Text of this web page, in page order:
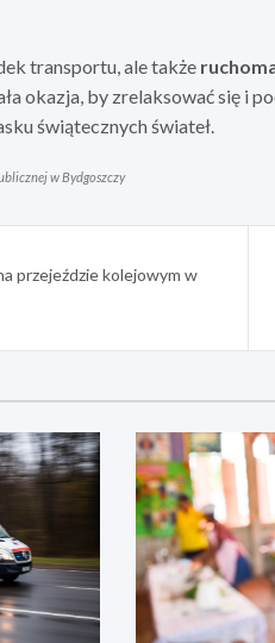
transportu, ale także
okazja, by zrelaksować się i
świątecznych świateł.
w Bydgoszczy
przejeździe kolejowym w